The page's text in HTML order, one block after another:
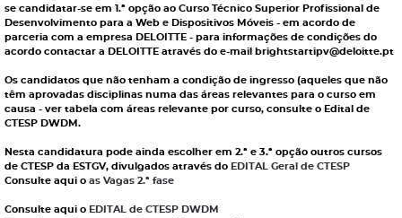
se candidatar-se em 1.ª opção ao Curso Técnico Superior Profissional de
Desenvolvimento para a Web e Dispositivos Móveis - em acordo de
parceria com a empresa DELOITTE - para informações de condições do
acordo contactar a DELOITTE através do e-mail brightstartipv@deloitte.pt
Os candidatos que não tenham a condição de ingresso (aqueles que não
têm aprovadas disciplinas numa das áreas relevantes para o curso em
causa - ver tabela com áreas relevante por curso, consulte o Edital de
CTESP DWDM.
Nesta candidatura pode ainda escolher em 2.ª e 3.ª opção outros cursos
de CTESP da ESTGV, divulgados através do EDITAL Geral de CTESP
Consulte aqui o as Vagas 2.ª fase
Consulte aqui o EDITAL de CTESP DWDM